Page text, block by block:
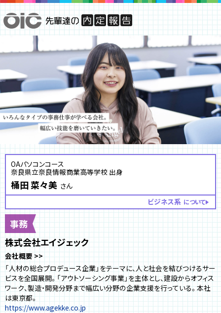
OAパソコンコース
奈良県立奈良情報商業高等学校 出身
桶田 菜々美 さん
ビジネス系 について
事務
株式会社エイジェック
会社概要
「人材の総合プロデュース企業」をテーマに、人と社会を結びつけるサー
ビスを全国展開。「アウトソーシング事業」を主体とし、建設からオフィス
ワーク、製造・開発分野まで幅広い分野の企業支援を行っている。本社
は東京都。
https://www.agekke.co.jp